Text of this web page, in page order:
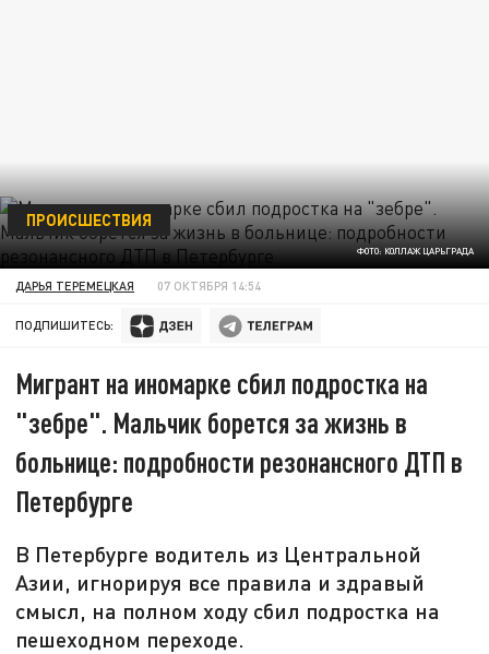
ФОТО: КОЛЛАЖ ЦАРЬГРАДА
ПРОИСШЕСТВИЯ
ДАРЬЯ ТЕРЕМЕЦКАЯ 07 ОКТЯБРЯ 14:54
ПОДПИШИТЕСЬ:
Мигрант на иномарке сбил подростка на
"зебре". Мальчик борется за жизнь в
больнице: подробности резонансного ДТП в
Петербурге
В Петербурге водитель из Центральной
Азии, игнорируя все правила и здравый
смысл, на полном ходу сбил подростка на
пешеходном переходе.